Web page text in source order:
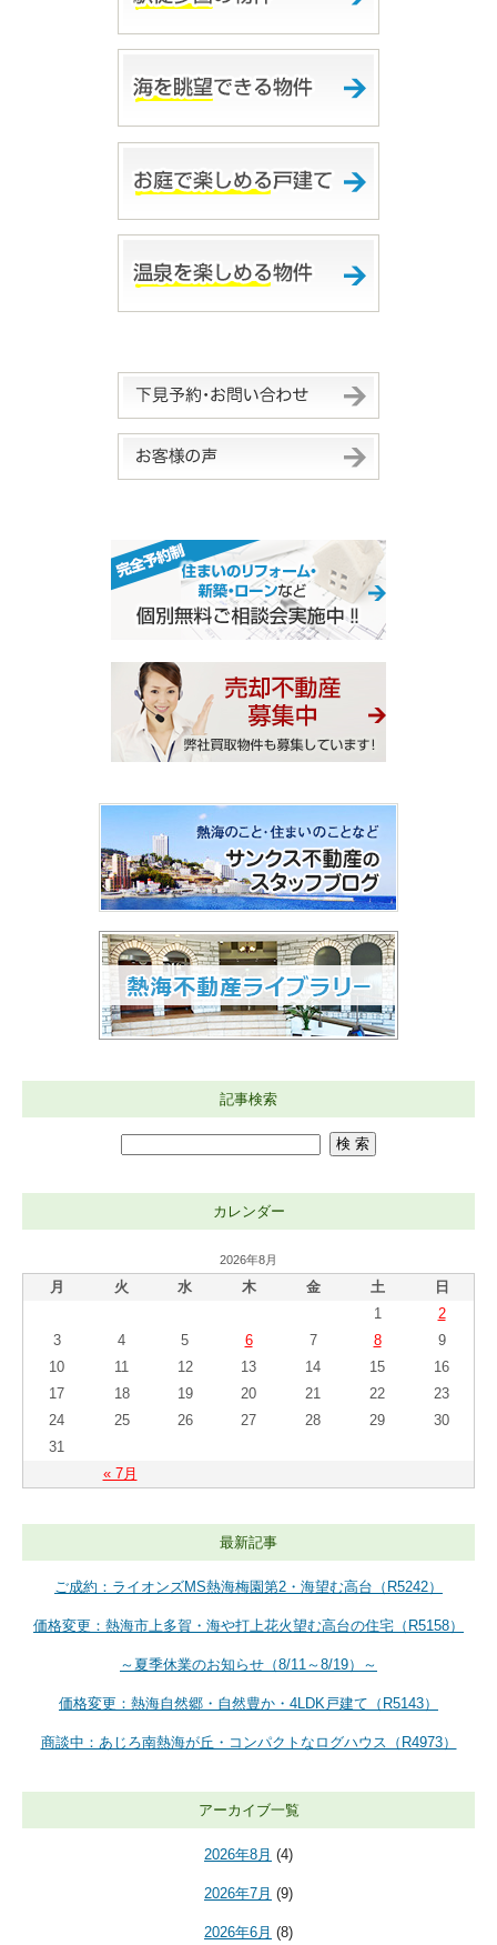
記事検索
カレンダー
2026年8月
月 火 水 木 金 土 日
« 7月
1
2
3
4 5 6 7 8
9
10
11 12 13 14 15
16
17
18 19 20 21 22
23
24
25 26 27 28 29
30
31
最新記事
ご成約：ライオンズMS熱海梅園第2・海望む高台（R5242）
価格変更：熱海市上多賀・海や打上花火望む高台の住宅（R5158）
～夏季休業のお知らせ（8/11～8/19）～
価格変更：熱海自然郷・自然豊か・4LDK戸建て（R5143）
商談中：あじろ南熱海が丘・コンパクトなログハウス（R4973）
アーカイブ一覧
2026年8月 (4)
2026年7月 (9)
2026年6月 (8)